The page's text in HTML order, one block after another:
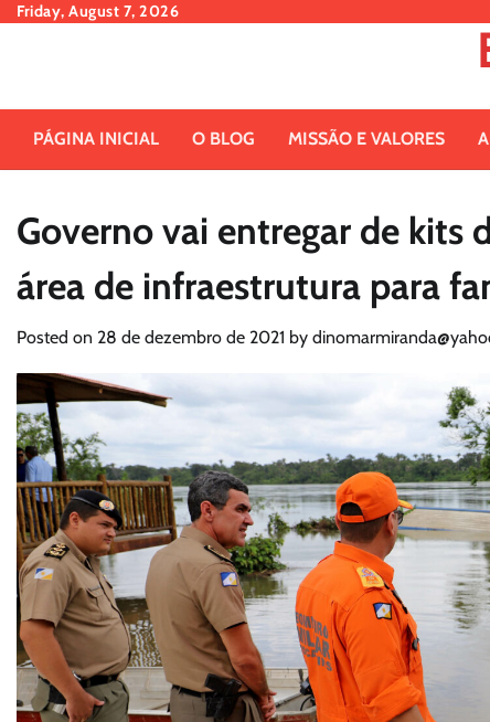
SkipFriday, August 7, 2026
PÁGINA INICIAL O BLOG MISSÃO E VALORES
Governo vai entregar de kits
área de infraestrutura para
Posted on 28 de dezembro de 2021 by